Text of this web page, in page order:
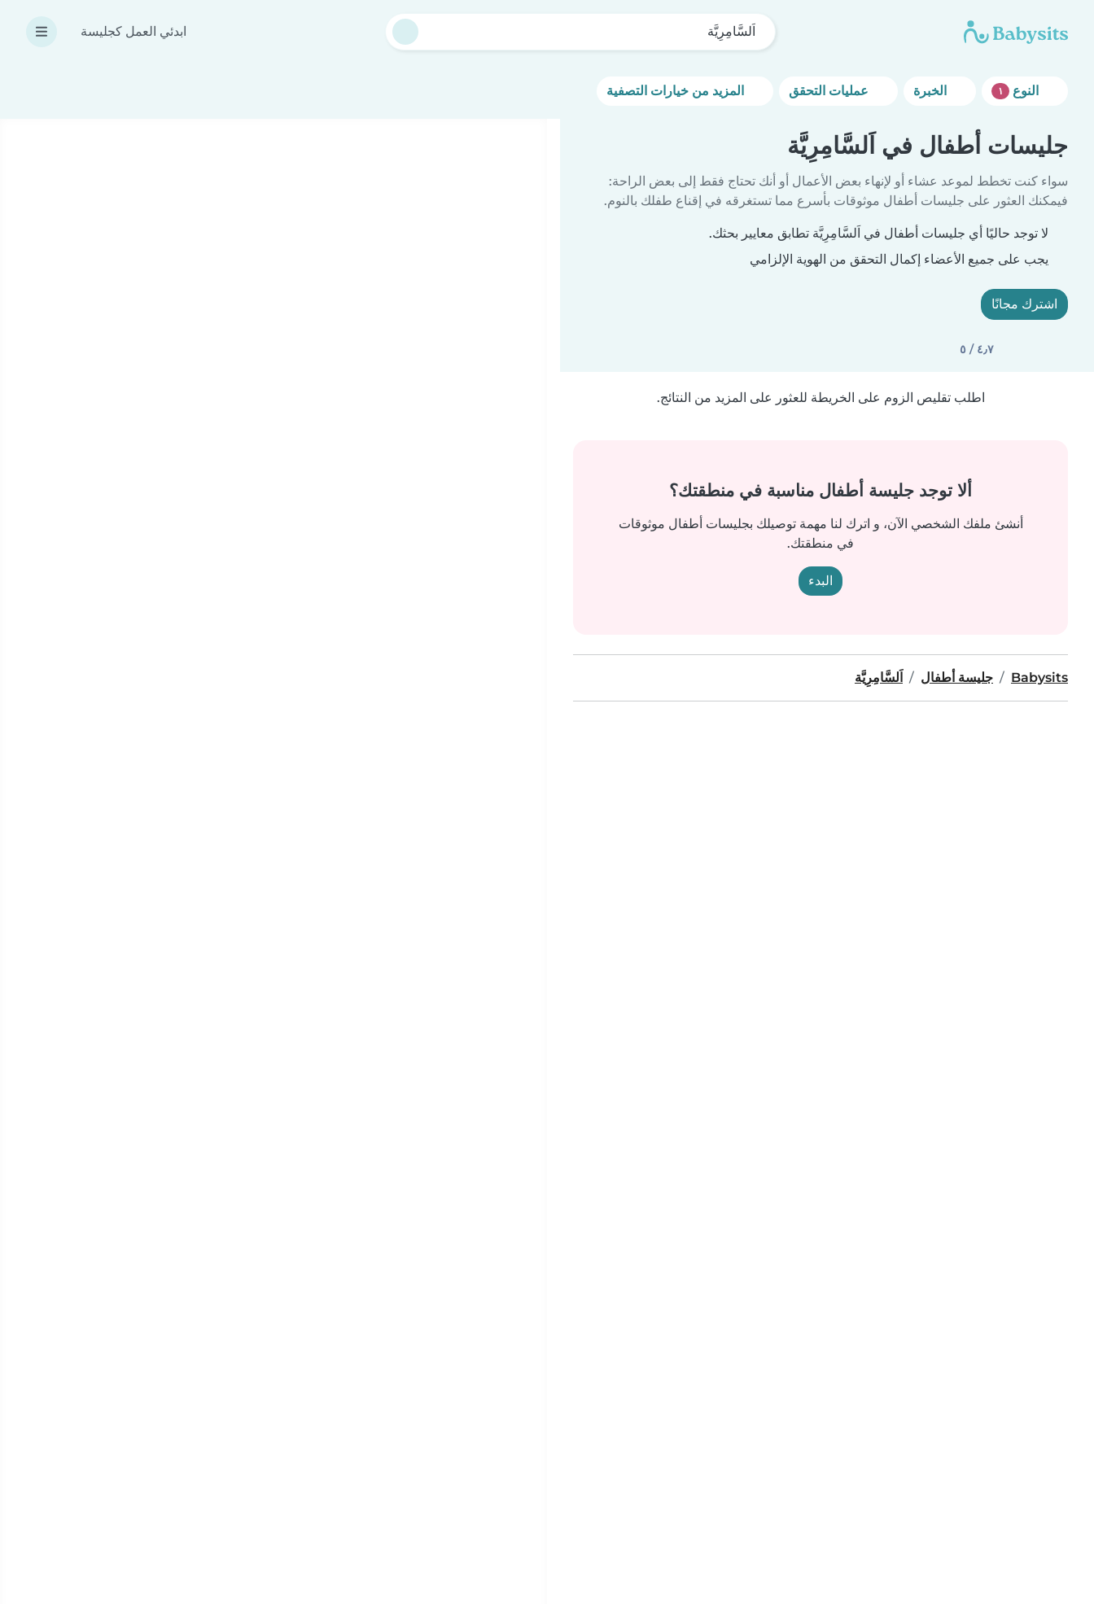
اَلسَّامِرِيَّة ابدئي العمل كجليسة
١ المزيد من خيارات التصفية
جليسات أطفال في اَلسَّامِرِيَّة
سواء كنت تخطط لموعد عشاء أو لإنهاء بعض الأعمال أو أنك تحتاج فقط إلى بعض الراحة:
فيمكنك العثور على جليسات أطفال موثوقات بأسرع مما تستغرقه في إقناع طفلك بالنوم.
لا توجد حاليًا أي جليسات أطفال في اَلسَّامِرِيَّة تطابق معايير بحثك.
يجب على جميع الأعضاء إكمال التحقق من الهوية الإلزامي
اشترك مجانًا
٤٫٧ / ٥
اطلب تقليص الزوم على الخريطة للعثور على المزيد من النتائج.
ألا توجد جليسة أطفال مناسبة في منطقتك؟
أنشئ ملفك الشخصي الآن، و اترك لنا مهمة توصيلك بجليسات أطفال موثوقات
في منطقتك.
البدء
Babysits جليسة أطفال اَلسَّامِرِيَّة